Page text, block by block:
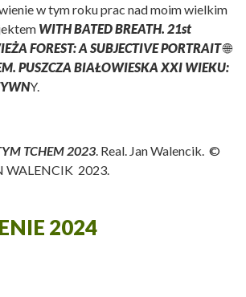
w tym roku prac nad moim wielkim
WITH BATED BREATH. 21st
FOREST: A SUBJECTIVE PORTRAIT🌐
PUSZCZA BIAŁOWIESKA XXI WIEKU:
Y.
TCHEM 2023. Real. Jan Walencik. ©
WALENCIK 2023.
2024